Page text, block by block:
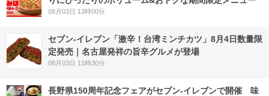
08月03日 13時00分
セブン-イレブン「激辛！台湾ミンチカツ」8月4日数量限
定発売｜名古屋発祥の旨辛グルメが登場
08月03日 11時30分
長野県150周年記念フェアがセブン-イレブンで開催 味